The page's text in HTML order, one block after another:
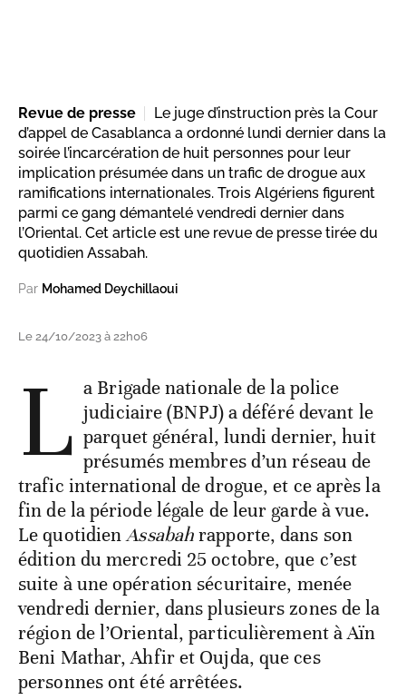
Revue de presse
Le juge d’instruction près la Cour
d’appel de Casablanca a ordonné lundi dernier dans la
soirée l’incarcération de huit personnes pour leur
implication présumée dans un trafic de drogue aux
ramifications internationales. Trois Algériens figurent
parmi ce gang démantelé vendredi dernier dans
l’Oriental. Cet article est une revue de presse tirée du
quotidien Assabah.
Par Mohamed Deychillaoui
Le 24/10/2023 à 22h06
L a Brigade nationale de la police
judiciaire (BNPJ) a déféré devant le
parquet général, lundi dernier, huit
présumés membres d’un réseau de
trafic international de drogue, et ce après la
fin de la période légale de leur garde à vue.
Le quotidienAssabahrapporte, dans son
édition du mercredi 25 octobre, que c’est
suite à une opération sécuritaire, menée
vendredi dernier, dans plusieurs zones de la
région de l’Oriental, particulièrement à Aïn
Beni Mathar, Ahfir et Oujda, que ces
personnes ont été arrêtées.